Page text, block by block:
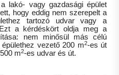
lakó- vagy gazdasági épület
hogy eddig nem szerepelt a
tartozó udvar vagy a
a kérdéskört oldja meg a
nem minősül más célú
vezető 200 m2-es út
m2-es udvar és út.